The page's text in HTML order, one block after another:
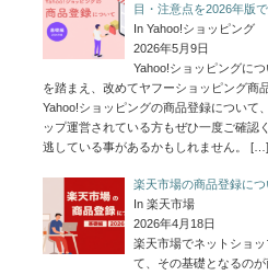
目・注意点を2026年版
In Yahoo!ショッピング
2026年5月9日
Yahoo!ショッピングに
を踏まえ、改めてヤフーショッピング商
Yahoo!ショッピングの商品登録について
ップ運営されている方もぜひ一度ご確認
逃している事があるかもしれません。
[…]
楽天市場の商品登録に
In 楽天市場
2026年4月18日
楽天市場でネットショ
て、その基礎となるの